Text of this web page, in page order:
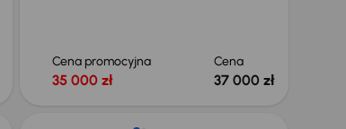
Cena promocyjna
35 000 zł
Cena
37 000 zł
Taniej o 500 zł